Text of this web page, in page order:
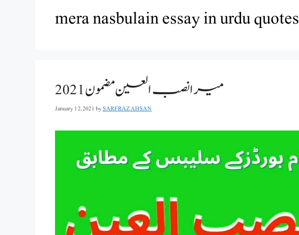
mera nasbulain essay in urdu quotes
میرا نصب العین مضمون 2021
January 12, 2021 bySARFRAZ AHSAN